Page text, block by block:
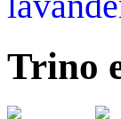
Trino